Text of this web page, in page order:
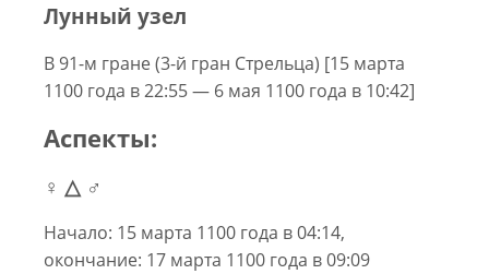
Лунный узел
В 91-м гране (3-й гран Стрельца) [15 марта
1100 года в 22:55 — 6 мая 1100 года в 10:42]
Аспекты:
♀ △ ♂
Начало: 15 марта 1100 года в 04:14,
окончание: 17 марта 1100 года в 09:09